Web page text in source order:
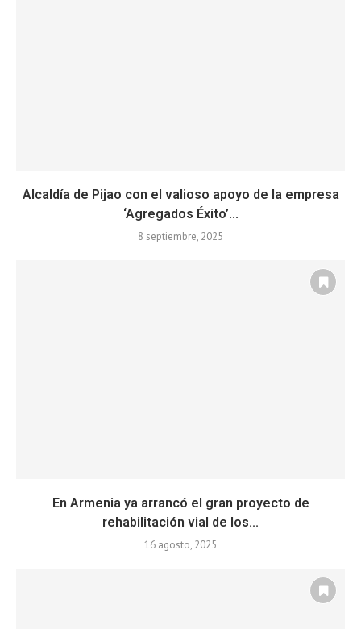
Alcaldía de Pijao con el valioso apoyo de la empresa
‘Agregados Éxito’...
8 septiembre, 2025
En Armenia ya arrancó el gran proyecto de
rehabilitación vial de los...
16 agosto, 2025